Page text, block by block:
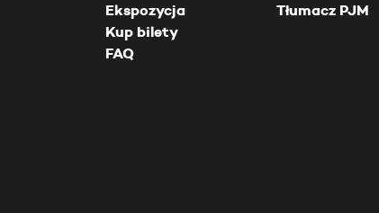
Ekspozycja
Kup bilety
FAQ
Tłumacz PJM